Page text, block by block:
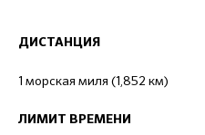
ДИСТАНЦИЯ
1 морская миля (1,852 км)
ЛИМИТ ВРЕМЕНИ